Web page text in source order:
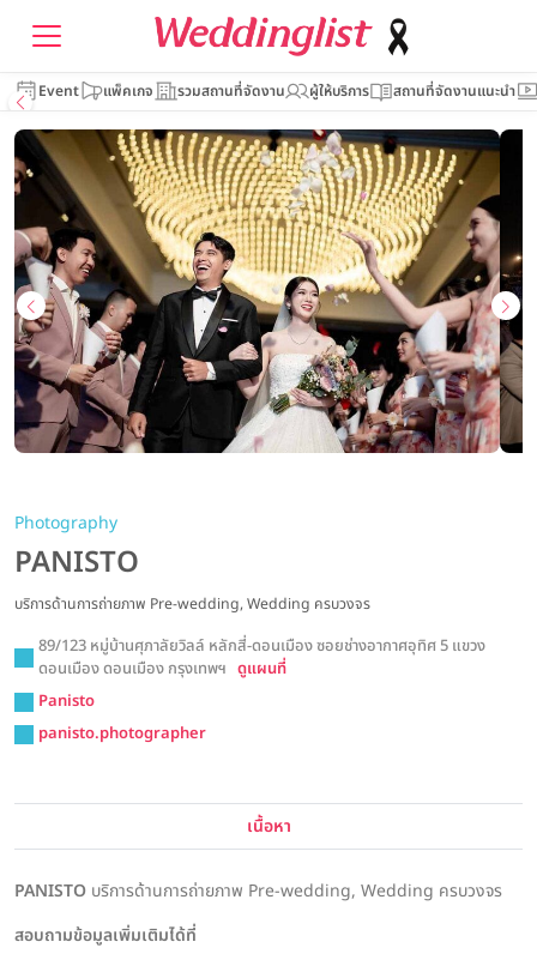
Event แพ็คเกจ รวมสถานที่จัดงาน ผู้ให้บริการ สถานที่จัดงานแนะนำ
Photography
PANISTO
บริการด้านการถ่ายภาพ Pre-wedding, Wedding ครบวงจร
89/123 หมู่บ้านศุภาลัยวิลล์ หลักสี่-ดอนเมือง ซอยช่างอากาศอุทิศ 5 แขวง
ดอนเมือง ดอนเมือง กรุงเทพฯ ดูแผนที่
Panisto
panisto.photographer
เนื้อหา
PANISTO บริการด้านการถ่ายภาพ Pre-wedding, Wedding ครบวงจร
สอบถามข้อมูลเพิ่มเติมได้ที่